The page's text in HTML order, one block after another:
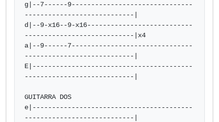
g|--7------9-------------------------------
----------------------------|
d|--9-x16--9-x16---------------------------
----------------------------|x4
a|--9------7-------------------------------
----------------------------|
E|-----------------------------------------
----------------------------|
GUITARRA DOS
e|-----------------------------------------
----------------------------|